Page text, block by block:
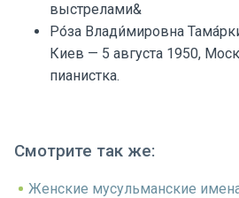
выстрелами&
Ро́за Влади́мировна
Киев — 5 августа 1950,
пианистка.
Смотрите так же:
Женские мусульманские